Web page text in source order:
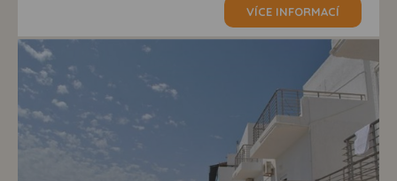
VÍCE INFORMACÍ